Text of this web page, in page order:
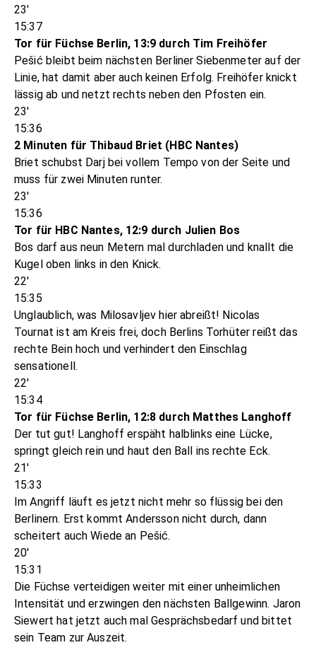
23'
15:37
Tor für Füchse Berlin, 13:9 durch Tim Freihöfer
Pešić bleibt beim nächsten Berliner Siebenmeter auf der
Linie, hat damit aber auch keinen Erfolg. Freihöfer knickt
lässig ab und netzt rechts neben den Pfosten ein.
23'
15:36
2 Minuten für Thibaud Briet (HBC Nantes)
Briet schubst Darj bei vollem Tempo von der Seite und
muss für zwei Minuten runter.
23'
15:36
Tor für HBC Nantes, 12:9 durch Julien Bos
Bos darf aus neun Metern mal durchladen und knallt die
Kugel oben links in den Knick.
22'
15:35
Unglaublich, was Milosavljev hier abreißt! Nicolas
Tournat ist am Kreis frei, doch Berlins Torhüter reißt das
rechte Bein hoch und verhindert den Einschlag
sensationell.
22'
15:34
Tor für Füchse Berlin, 12:8 durch Matthes Langhoff
Der tut gut! Langhoff erspäht halblinks eine Lücke,
springt gleich rein und haut den Ball ins rechte Eck.
21'
15:33
Im Angriff läuft es jetzt nicht mehr so flüssig bei den
Berlinern. Erst kommt Andersson nicht durch, dann
scheitert auch Wiede an Pešić.
20'
15:31
Die Füchse verteidigen weiter mit einer unheimlichen
Intensität und erzwingen den nächsten Ballgewinn. Jaron
Siewert hat jetzt auch mal Gesprächsbedarf und bittet
sein Team zur Auszeit.